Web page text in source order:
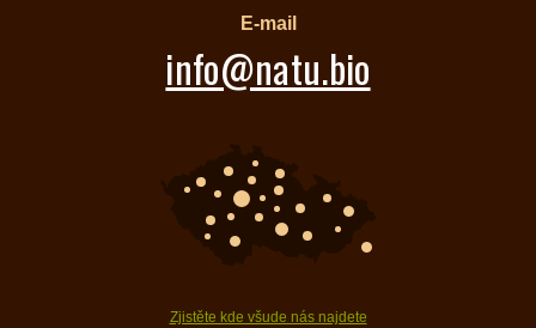
E-mail
info@natu.bio
Zjistěte kde všude nás najdete